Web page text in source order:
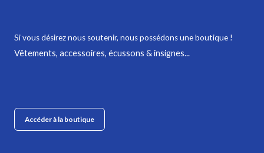
Si vous désirez nous soutenir, nous possédons une boutique !
Vêtements, accessoires, écussons & insignes...
Accéder à la boutique